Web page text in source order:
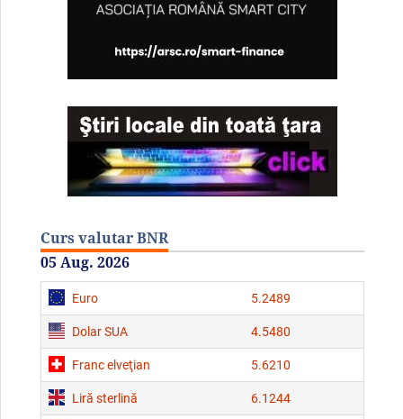
Curs valutar BNR
05 Aug. 2026
Euro 5.2489
Dolar SUA 4.5480
Franc elveţian 5.6210
Liră sterlină 6.1244